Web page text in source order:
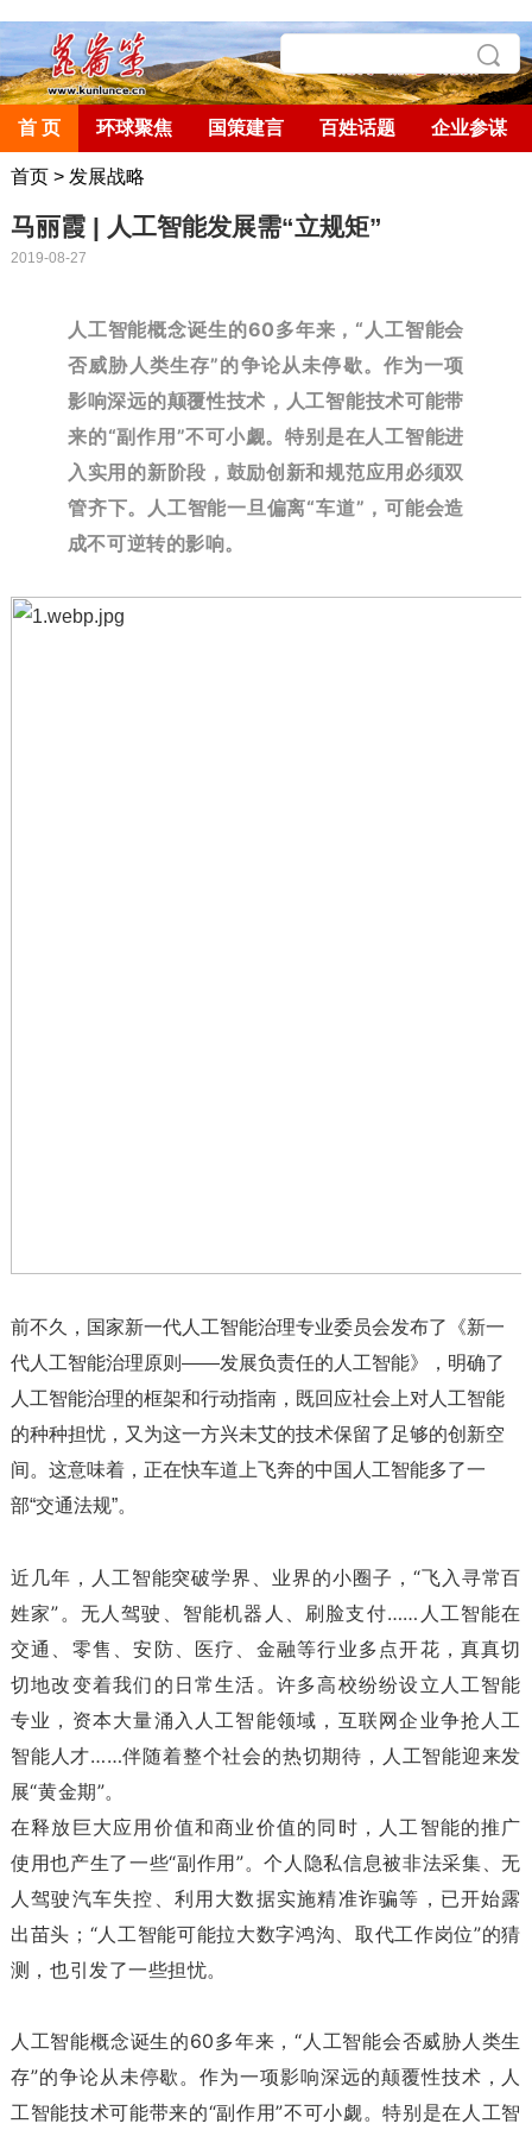
首 页 环球聚焦 国策建言 百姓话题 企业参谋
首页> 发展战略
马丽霞 | 人工智能发展需“立规矩”
2019-08-27
人工智能概念诞生的60多年来，“人工智能会
否威胁人类生存”的争论从未停歇。 作为一项
影响深远的颠覆性技术，人工智能技术可能带
来的“副作用”不可小觑。特别是在人工智能进
入实用的新阶段，鼓励创新和规范应用必须双
管齐下。 人工智能一旦偏离“车道”，可能会造
成不可逆转的影响。
前不久，国家新一代人工智能治理专业委员会发布了《新一
代人工智能治理原则——发展负责任的人工智能》，明确了
人工智能治理的框架和行动指南，既回应社会上对人工智能
的种种担忧，又为这一方兴未艾的技术保留了足够的创新空
间。这意味着，正在快车道上飞奔的中国人工智能多了一
部“交通法规”。
近几年，人工智能突破学界、业界的小圈子，“飞入寻常百
姓家”。无人驾驶、智能机器人、刷脸支付……人工智能在
交通、零售、安防、医疗、金融等行业多点开花，真真切
切地改变着我们的日常生活。许多高校纷纷设立人工智能
专业，资本大量涌入人工智能领域，互联网企业争抢人工
智能人才……伴随着整个社会的热切期待，人工智能迎来发
展“黄金期”。
在释放巨大应用价值和商业价值的同时，人工智能的推广
使用也产生了一些“副作用”。个人隐私信息被非法采集、无
人驾驶汽车失控、利用大数据实施精准诈骗等，已开始露
出苗头；“人工智能可能拉大数字鸿沟、取代工作岗位”的猜
测，也引发了一些担忧。
人工智能概念诞生的60多年来，“人工智能会否威胁人类生
存”的争论从未停歇。作为一项影响深远的颠覆性技术，人
工智能技术可能带来的“副作用”不可小觑。特别是在人工智